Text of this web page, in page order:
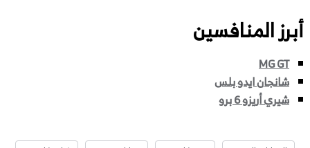
أبرز المنافسين
MG GT
شانجان ايدو بلس
شيري أريزو 6 برو